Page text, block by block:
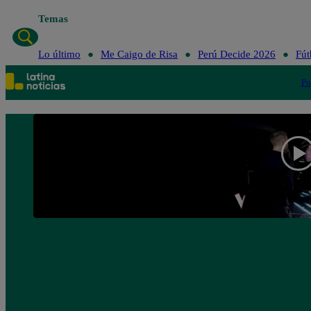
Temas
Lo último Me Caigo de Risa Perú Decide 2026